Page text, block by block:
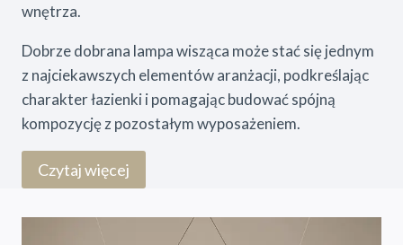
wnętrza.
Dobrze dobrana lampa wisząca może stać się jednym
z najciekawszych elementów aranżacji, podkreślając
charakter łazienki i pomagając budować spójną
kompozycję z pozostałym wyposażeniem.
Czytaj więcej